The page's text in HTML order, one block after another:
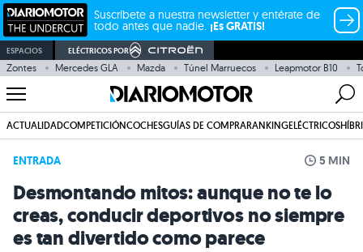
Suscríbete a nuestra newsletter y entérate de
todo antes que nadie. ¡Es GRATIS!
ESPACIOS ELÉCTRICOS POR
Zontes Mercedes GLA Mazda Túnel Marruecos Leapmotor B10
ACTUALIDADCOMPETICIÓNCOCHESGUÍAS DE COMPRARANKINGELÉCTRICOS
ENTRADA 5 MIN
Desmontando mitos: aunque no te lo
creas, conducir deportivos no siempre
es tan divertido como parece